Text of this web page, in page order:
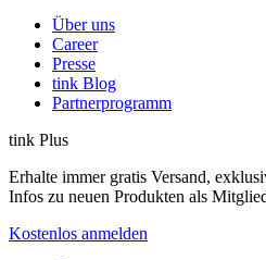
Über uns
Career
Presse
tink Blog
Partnerprogramm
tink Plus
Erhalte immer gratis Versand,
Infos zu neuen Produkten als
Kostenlos anmelden